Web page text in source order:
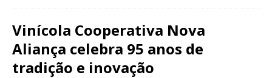
Vinícola Cooperativa Nova
Aliança celebra 95 anos de
tradição e inovação